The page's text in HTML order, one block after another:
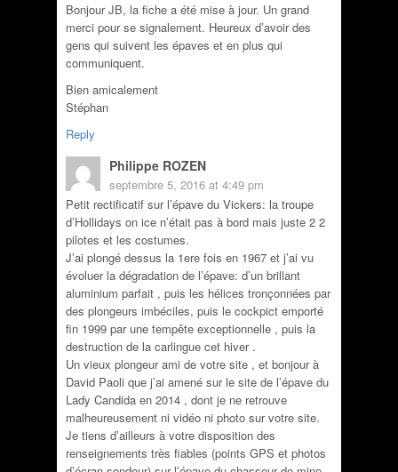
Bonjour JB, la fiche a été mise à jour. Un grand
merci pour se signalement. Heureux d’avoir des
gens qui suivent les épaves et en plus qui
communiquent.
Bien amicalement
Stéphan
Reply
Philippe ROZEN
septembre 5, 2016 at 4:49 pm
Petit rectificatif sur l’épave du Vickers: la troupe
d’Hollidays on ice n’était pas à bord mais juste 2 2
pilotes et les costumes.
J’ai plongé dessus la 1ere fois en 1967 et j’ai vu
évoluer la dégradation de l’épave: d’un brillant
aluminium parfait , puis les hélices tronçonnées par
des plongeurs imbéciles, puis le cockpict emporté
fin 1999 par une tempête exceptionnelle , puis la
destruction de la carlingue cet hiver .
Un vieux plongeur ami de votre site , et bonjour à
David Paoli que j’ai amené sur le site de l’épave du
Lady Candida en 2014 , dont je ne retrouve
malheureusement ni vidéo ni photo sur votre site.
Je tiens d’ailleurs à votre disposition des
renseignements très fiables (points GPS et photos